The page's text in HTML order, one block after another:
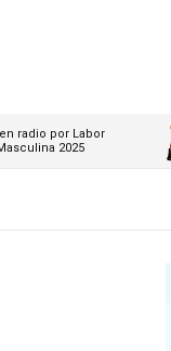
radio por Labor
2025